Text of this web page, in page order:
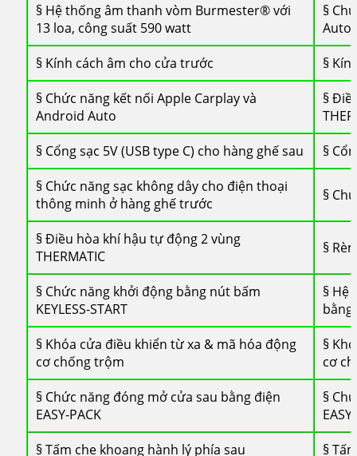
§ Hệ thống âm thanh vòm Burmester® với
13 loa, công suất 590 watt
§
Auto
§ Kính cách âm cho cửa trước
§
§ Chức năng kết nối Apple Carplay và
Android Auto
§
§ Cổng sạc 5V (USB type C) cho hàng ghế sau
§
§ Chức năng sạc không dây cho điện thoại
thông minh ở hàng ghế trước
§
§ Điều hòa khí hậu tự động 2 vùng
THERMATIC
§
§ Chức năng khởi động bằng nút bấm
KEYLESS-START
§ Hệ
bằng
§ Khóa cửa điều khiển từ xa & mã hóa động
cơ chống trộm
§
cơ
§ Chức năng đóng mở cửa sau bằng điện
EASY-PACK
§
§ Tấm che khoang hành lý phía sau
§